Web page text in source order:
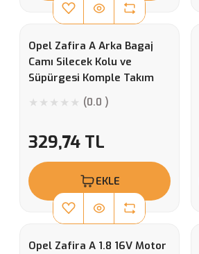
Opel Zafira A Arka Bagaj
Camı Silecek Kolu ve
Süpürgesi Komple Takım
(0.0 )
329,74 TL
EKLE
Opel Zafira A 1.8 16V Motor